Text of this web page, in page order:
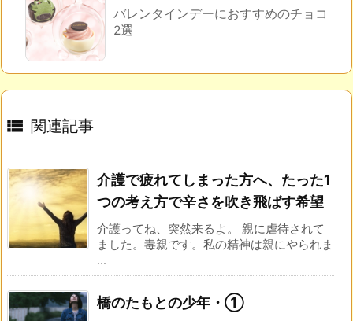
バレンタインデーにおすすめのチョコ
2選
 関連記事
介護で疲れてしまった方へ、たった1
つの考え方で辛さを吹き飛ばす希望
介護ってね、突然来るよ。 親に虐待されて
ました。毒親です。私の精神は親にやられま
...
橋のたもとの少年・①